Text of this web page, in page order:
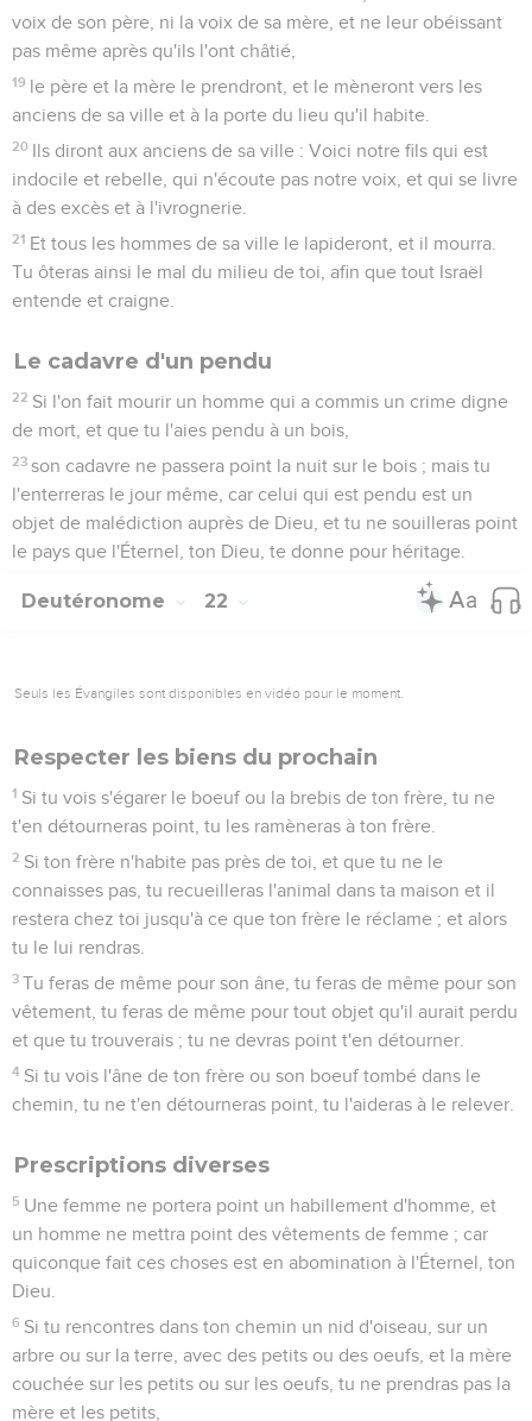
voix de son père, ni la voix de sa mère, et ne leur obéissant
pas même après qu'ils l'ont châtié,
19 le père et la mère le prendront, et le mèneront vers les
anciens de sa ville et à la porte du lieu qu'il habite.
20 Ils diront aux anciens de sa ville : Voici notre fils qui est
indocile et rebelle, qui n'écoute pas notre voix, et qui se livre
à des excès et à l'ivrognerie.
21 Et tous les hommes de sa ville le lapideront, et il mourra.
Tu ôteras ainsi le mal du milieu de toi, afin que tout Israël
entende et craigne.
Le cadavre d'un pendu
22 Si l'on fait mourir un homme qui a commis un crime digne
de mort, et que tu l'aies pendu à un bois,
23 son cadavre ne passera point la nuit sur le bois ; mais tu
l'enterreras le jour même, car celui qui est pendu est un
objet de malédiction auprès de Dieu, et tu ne souilleras point
le pays que l'Éternel, ton Dieu, te donne pour héritage.
Deutéronome 22
Seuls les Évangiles sont disponibles en vidéo pour le moment.
Respecter les biens du prochain
1 Si tu vois s'égarer le boeuf ou la brebis de ton frère, tu ne
t'en détourneras point, tu les ramèneras à ton frère.
2 Si ton frère n'habite pas près de toi, et que tu ne le
connaisses pas, tu recueilleras l'animal dans ta maison et il
restera chez toi jusqu'à ce que ton frère le réclame ; et alors
tu le lui rendras.
3 Tu feras de même pour son âne, tu feras de même pour son
vêtement, tu feras de même pour tout objet qu'il aurait perdu
et que tu trouverais ; tu ne devras point t'en détourner.
4 Si tu vois l'âne de ton frère ou son boeuf tombé dans le
chemin, tu ne t'en détourneras point, tu l'aideras à le relever.
Prescriptions diverses
5 Une femme ne portera point un habillement d'homme, et
un homme ne mettra point des vêtements de femme ; car
quiconque fait ces choses est en abomination à l'Éternel, ton
Dieu.
6 Si tu rencontres dans ton chemin un nid d'oiseau, sur un
arbre ou sur la terre, avec des petits ou des oeufs, et la mère
couchée sur les petits ou sur les oeufs, tu ne prendras pas la
mère et les petits,